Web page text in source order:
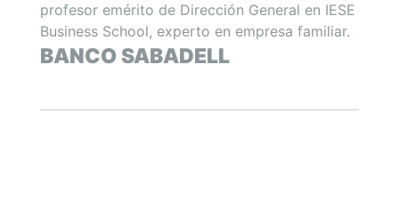
profesor emérito de Dirección General en IESE
Business School, experto en empresa familiar.
BANCO SABADELL